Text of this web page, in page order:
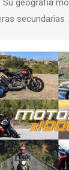
geografía
secundarias